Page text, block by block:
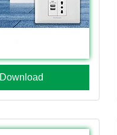
Download